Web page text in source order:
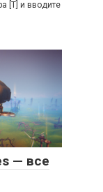
[T] и вводите
— все